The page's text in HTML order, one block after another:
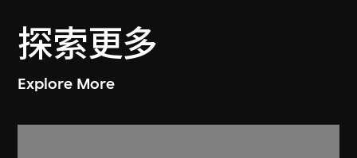
探索更多
Explore More